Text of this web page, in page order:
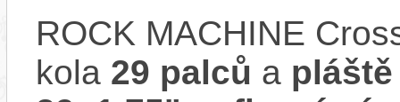
ROCK MACHINE
kola 29 palců a